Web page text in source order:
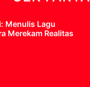
Menulis Lagu
Merekam Realitas